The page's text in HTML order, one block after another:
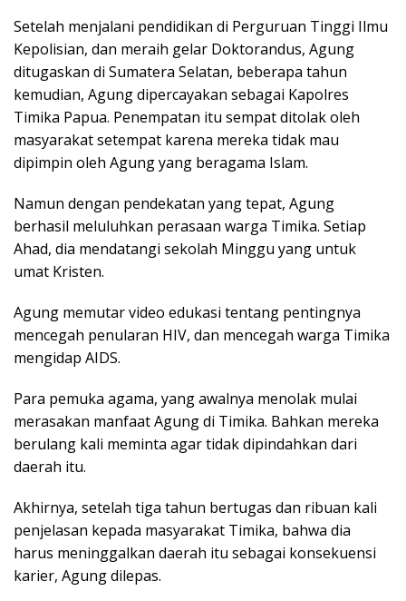
Setelah menjalani pendidikan di Perguruan Tinggi Ilmu
Kepolisian, dan meraih gelar Doktorandus, Agung
ditugaskan di Sumatera Selatan, beberapa tahun
kemudian, Agung dipercayakan sebagai Kapolres
Timika Papua. Penempatan itu sempat ditolak oleh
masyarakat setempat karena mereka tidak mau
dipimpin oleh Agung yang beragama Islam.
Namun dengan pendekatan yang tepat, Agung
berhasil meluluhkan perasaan warga Timika. Setiap
Ahad, dia mendatangi sekolah Minggu yang untuk
umat Kristen.
Agung memutar video edukasi tentang pentingnya
mencegah penularan HIV, dan mencegah warga Timika
mengidap AIDS.
Para pemuka agama, yang awalnya menolak mulai
merasakan manfaat Agung di Timika. Bahkan mereka
berulang kali meminta agar tidak dipindahkan dari
daerah itu.
Akhirnya, setelah tiga tahun bertugas dan ribuan kali
penjelasan kepada masyarakat Timika, bahwa dia
harus meninggalkan daerah itu sebagai konsekuensi
karier, Agung dilepas.